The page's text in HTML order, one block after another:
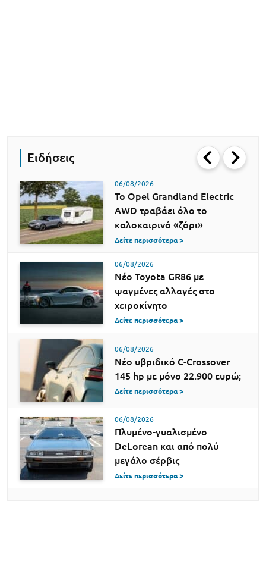
Ειδήσεις
06/08/2026
Το Opel Grandland Electric
AWD τραβάει όλο το
καλοκαιρινό «ζόρι»
Δείτε περισσότερα >
06/08/2026
Νέο Toyota GR86 με
ψαγμένες αλλαγές στο
χειροκίνητο
Δείτε περισσότερα >
06/08/2026
Νέο υβριδικό C-Crossover
145 hp με μόνο 22.900 ευρώ;
Δείτε περισσότερα >
06/08/2026
Πλυμένο-γυαλισμένο
DeLorean και από πολύ
μεγάλο σέρβις
Δείτε περισσότερα >